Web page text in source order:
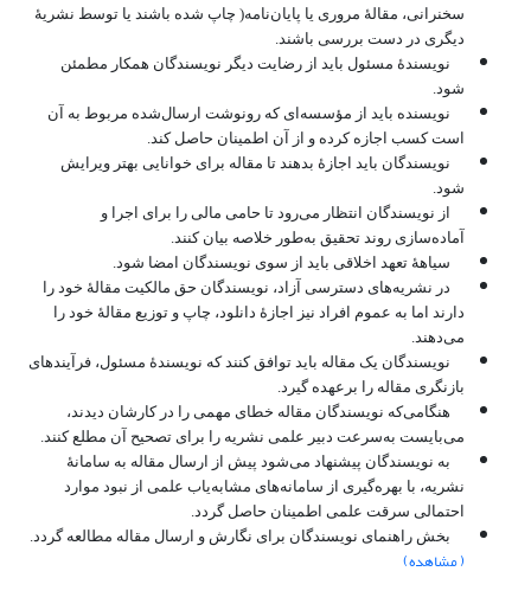
سخنرانی، مقالۀ مروری یا پایان‌نامه( چاپ شده باشند یا توسط نشریۀ
دیگری در دست بررسی باشند.
نویسندۀ مسئول باید از رضایت دیگر نویسندگان همکار مطمئن
شود.
نویسنده باید از مؤسسه‌ای که رونوشت ارسال‌شده مربوط به آن
است کسب اجازه کرده و از آن اطمینان حاصل کند.
نویسندگان باید اجازۀ بدهند تا مقاله برای خوانایی بهتر ویرایش
شود.
از نویسندگان انتظار می‌رود تا حامی مالی را برای اجرا و
آماده‌سازی روند تحقیق به‌طور خلاصه بیان کنند.
سیاهۀ تعهد اخلاقی باید از سوی نویسندگان امضا شود.
در نشریه‌های دسترسی آزاد، نویسندگان حق مالکیت مقالۀ خود را
دارند اما به عموم افراد نیز اجازۀ دانلود، چاپ و توزیع مقالۀ خود را
می‌دهند.
نویسندگان یک مقاله باید توافق کنند که نویسندۀ مسئول، فرآیندهای
بازنگری مقاله را برعهده گیرد.
هنگامی‌که نویسندگان مقاله خطای مهمی را در کارشان دیدند،
می‌بایست به‌سرعت دبیر علمی نشریه را برای تصحیح آن مطلع کنند.
به نویسندگان پیشنهاد می‌شود پیش از ارسال مقاله به سامانۀ
نشریه، با بهره‌گیری از سامانه‌های مشابه‌یاب علمی از نبود موارد
احتمالی سرقت علمی اطمینان حاصل گردد.
بخش راهنمای نویسندگان برای نگارش و ارسال مقاله مطالعه گردد.
( مشاهده)